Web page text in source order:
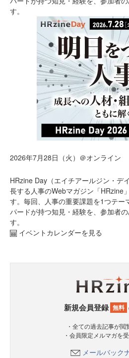
す。
2026年7月28日（火）＠オンライン
HRzine Day（エイチアールジン・デ
長する人事のWebマガジン「HRzine
す。毎回、人事の重要課題を1つテー
パードが持つ知見・経験を、参加者
す。
イベントカレンダーを見る
新規会員登録 無料
・全ての過去記事が閲
・会員限定メルマガを
メールバック